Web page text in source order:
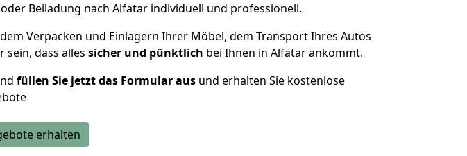
Beiladung nach Alfatar individuell und professionell.
Verpacken und Einlagern Ihrer Möbel, dem Transport Ihres Autos
sein, dass alles sicher und pünktlich bei Ihnen in Alfatar ankommt.
füllen Sie jetzt das Formular ausund erhalten Sie kostenlose
erhalten